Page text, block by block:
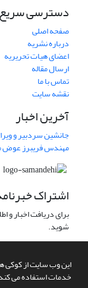
این وب سایت از کوکی
خدمات استفاده می
دسترسی سریع
صفحه اصلی
درباره نشریه
اعضای هیات تحریریه
ارسال مقاله
تماس با ما
نقشه سایت
آخرین اخبار
جانشین سردبیر و
مهندس فریبرز عوض
اشتراک
برای دریافت اخبار و
شوید.